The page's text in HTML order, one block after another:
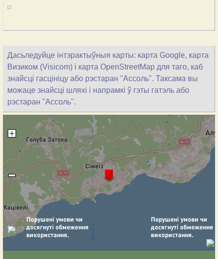
Дасьледуйце інтэрактыўныя карты: карта Google, карта
Визиком (Visicom) і карта OpenStreetMap для таго, каб
знайсці гасцініцу або рэстаран "Ассоль". Таксама вы
можаце знайсці шляхі і напрамкі ў гэты гатэль або
рэстаран "Ассоль".